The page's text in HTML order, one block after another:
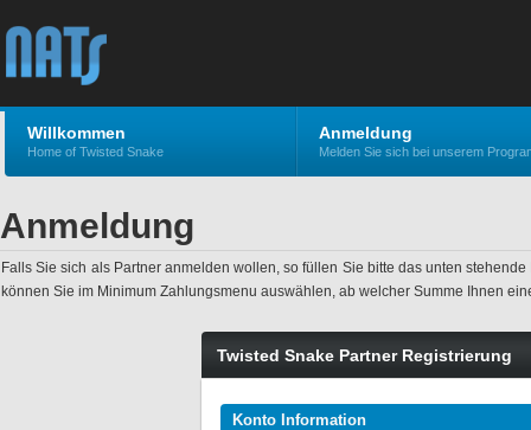
Willkommen
Home of Twisted Snake
Anmeldung
Melden Sie sich bei unserem
Anmeldung
Falls Sie sich als Partner anmelden wollen, so füllen Sie bitte das unten
können Sie im Minimum Zahlungsmenu auswählen, ab welcher Summe Ihnen
Twisted Snake Partner Registrierung
Konto Information